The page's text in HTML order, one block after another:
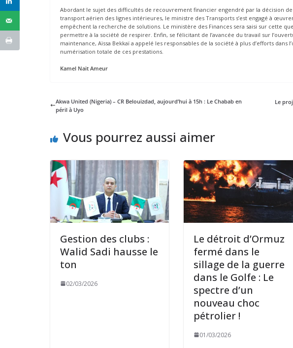
Abordant le sujet des difficultés de recouvrement financier engendré par la décision de
transport aérien des lignes intérieures, le ministre des Transports s’est engagé à
empêchent la recherche de solutions. Le ministère des Finances sera saisi sur cette
permettre à la société de respirer. Enfin, se félicitant de l’avancée du travail sur
maintenance, Aïssa Bekkaï a appelé les responsables de la société à plus d’efforts
numérisation totale de ces prestations.
Kamel Nait Ameur
Akwa United (Nigeria) – CR Belouizdad, aujourd’hui à 15h : Le Chabab en
péril à Uyo
Le
Vous pourrez aussi aimer
Gestion des clubs :
Walid Sadi hausse le
ton
02/03/2026
Le détroit d’Ormuz
fermé dans le
sillage de la guerre
dans le Golfe : Le
spectre d’un
nouveau choc
pétrolier !
01/03/2026